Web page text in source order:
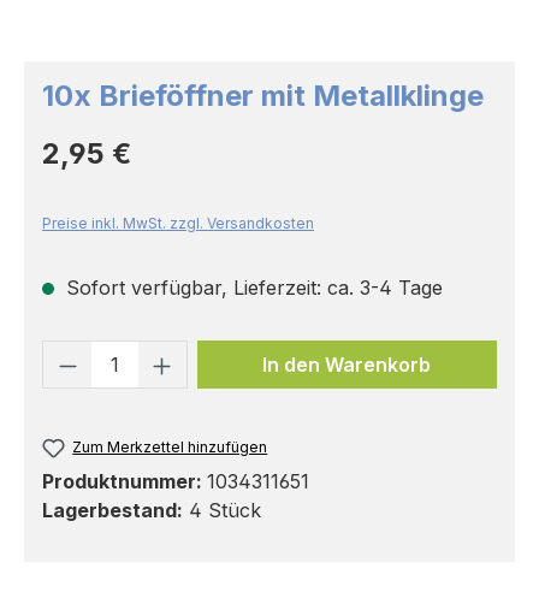
10x Brieföffner mit Metallklinge
Regulärer Preis:
2,95 €
Preise inkl. MwSt. zzgl. Versandkosten
Sofort verfügbar, Lieferzeit: ca. 3-4 Tage
Produkt Anzahl: Gib den
In den Warenkorb
Zum Merkzettel hinzufügen
Produktnummer: 1034311651
Lagerbestand: 4 Stück